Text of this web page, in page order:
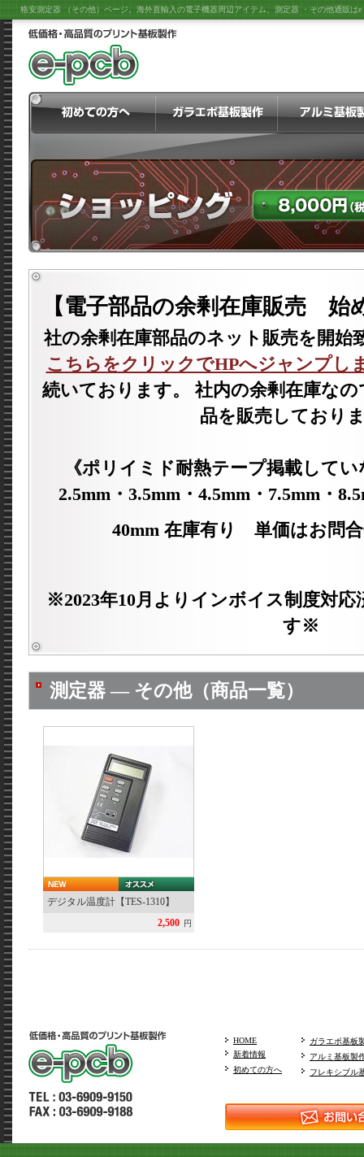
格安測定器 （その他）ページ。海外直輸入の電子機器周辺アイテム、測定器 ・その他通販はe
【電子部品の余剰在庫販売 始
社の余剰在庫部品のネット販売を開始
こちらをクリックでHPへジャンプし
続いております。 社内の余剰在庫な
品を販売しており
《ポリイミド耐熱テープ掲載して
2.5mm・3.5mm・4.5mm・7.5mm・
40mm 在庫有り 単価はお問
※2023年10月よりインボイス制度対応
す※
測定器 ― その他（商品一覧）
デジタル温度計【TES-1310】
2,500 円
HOME
新着情報
初めての方へ
ガラエポ基板
アルミ基板製
フレキシブル